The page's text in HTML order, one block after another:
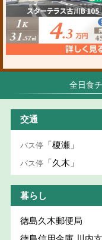
全日食
交通
バス停 「榎瀬」
バス停 「久木」
暮らし
徳島久木郵便局